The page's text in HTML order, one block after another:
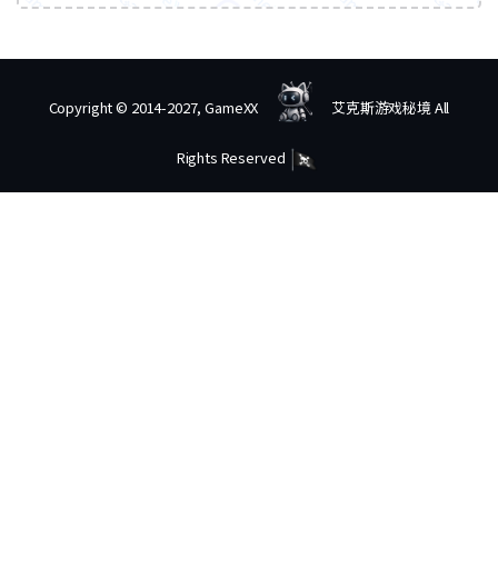
Copyright © 2014-2027, GameXX 艾克斯游戏秘境 All
Rights Reserved